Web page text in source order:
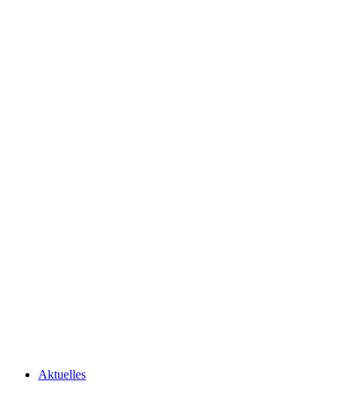
Aktuelles